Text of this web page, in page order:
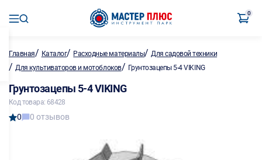
0
Главная/ Каталог/ Расходные материалы/Для садовой техники
/ Для культиваторов и мотоблоков/ Грунтозацепы 5-4 VIKING
Грунтозацепы 5-4 VIKING
Код товара: 68428
0 0 отзывов